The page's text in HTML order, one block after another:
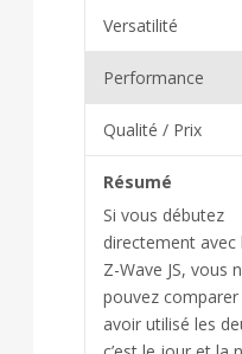
Versatilité
Performance
Qualité / Prix
Résumé
Si vous débutez
directement avec
Z-Wave JS, vous
pouvez
avoir utilisé les